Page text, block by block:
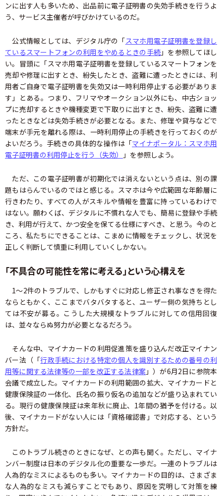
ンに出す人も多いため、出品前に電子証明書の失効手続きを行うよ
う、サービス主催者が呼びかけているのだ。
公式情報としては、デジタル庁の「スマホ用電子証明書を登録し
ているスマートフォンの利用をやめるときの手続」を参照してほし
い。冒頭に「スマホ用電子証明書を登録しているスマートフォンを
売却や修理に出すとき、紛失したとき、盗難に遭ったときには、利
用者ご自身で電子証明書を失効又は一時利用停止する必要がありま
す」とある。つまり、フリマやオークション以外にも、中古ショッ
プに売却するときや機種変更で下取りに出すとき、紛失、盗難に遭
ったときなどは失効手続きが必要となる。また、修理や貸与などで
端末が手元を離れる際は、一時利用停止の手続きを行っておくのが
よいだろう。手続きの具体的な操作は「マイナポータル：スマホ用
電子証明書の利用停止を行う（失効）
」を参照しよう。
ただ、この電子証明書が初期化では消えないという点は、別の課
題もはらんでいるのではと感じる。スマホは今や広範囲な年齢層に
行きわたり、すべての人がスキルや情報を豊富に持っているわけで
はない。願わくば、デジタルに不慣れな人でも、簡易に登録や手続
き、利用が行えて、かつ安全を保てる仕様にすべき、と思う。今のと
ころ、私たちにできることは、こまめに情報をチェックし、状況を
正しく判断して慎重に利用していくしかない。
「不具合の可能性を常に考える」という心構えを
1～2件のトラブルで、しかもすぐに対応し修正され事なきを得た
ならともかく、ここまでバタバタすると、ユーザー側の気持ちとし
ては不安が募る。こうした大規模なトラブルに対しての信用回復
は、並々ならぬ努力が必要となるだろう。
そんな中、マイナカードの利用促進策を盛り込んだ改正マイナン
バー法（「行政手続における特定の個人を識別するための番号の利
用等に関する法律等の一部を改正する法律案 」）が6月2日に参院本
会議で成立した。マイナカードの利用範囲の拡大、マイナカードと
健康保険証の一体化、氏名の振り仮名の追加などが盛り込まれてい
る。現行の健康保険証は来年秋に廃止、1年間の猶予を付ける。以
後、マイナカードがない人には「資格確認書」で対応する、という
方針だ。
このトラブル続きのときになぜ、との声も聞く。ただし、マイナ
ンバー制度は日本のデジタル化の重要な一歩だ。一連のトラブルは
人為的なミスによるものも多い。マイナカードの目的は、さまざま
な人為的なミスも減らすことでもあり、原因を究明して対策を練